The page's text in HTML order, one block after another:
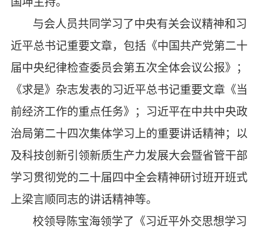
与会人员共同学习了中央有关会议精神和习
近平总书记重要文章，包括《中国共产党第二十
届中央纪律检查委员会第五次全体会议公报》
；
《求是》杂志发表的习近平总书记重要文章《当
前经济工作的重点任务》； 习近平在中共中央政
治局第二十四次集体学习上的重要讲话精神； 以
及科技创新引领新质生产力发展大会暨省管干部
学习贯彻党的二十届四中全会精神研讨班开班式
上梁言顺同志的讲话精神等。
校领导陈宝海领学了 《习近平外交思想学习